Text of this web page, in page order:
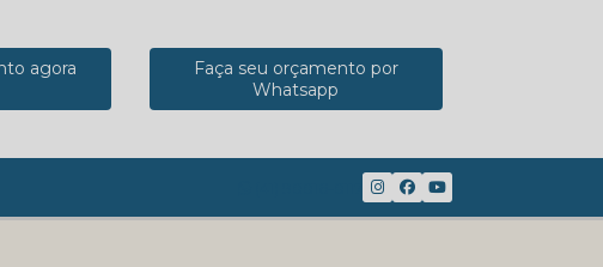
agora
Faça seu orçamento por
Whatsapp